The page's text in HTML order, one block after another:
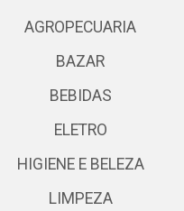
AGROPECUARIA
BAZAR
BEBIDAS
ELETRO
HIGIENE E BELEZA
LIMPEZA